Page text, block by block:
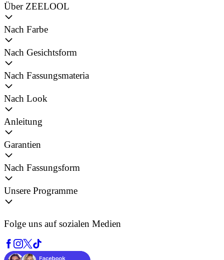
Über ZEELOOL
Nach Farbe
Nach Gesichtsform
Nach Fassungsmateria
Nach Look
Anleitung
Garantien
Nach Fassungsform
Unsere Programme
Folge uns auf sozialen Medien